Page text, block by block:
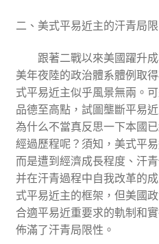
二、美式平易近主的汗青局限
跟著二戰以來美國躍升
美年夜陸的政治體系體例取
式平易近主似乎風景無兩。
品德至高點，試圖壟斷平易
為什么不當真反思一下本國
經過歷程呢？須知，美式平
而是遭到經濟成長程度、汗
并在汗青過程中自我改革的
式平易近主的框架，但美國
合適平易近重要求的軌制和
佈滿了汗青局限性。